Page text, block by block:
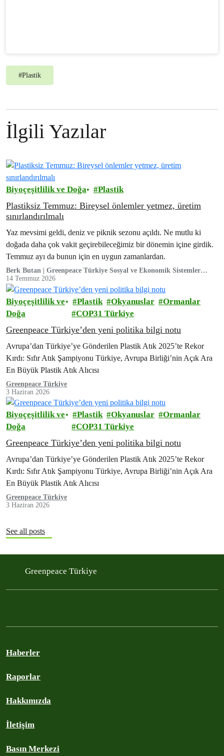
#Plastik
İlgili Yazılar
Biyoçeşitlilik ve Doğa Plastik
Plastiksiz Temmuz: Bireysel önlemler yetmez, üretim
sınırlandırılmalı
Yaz mevsimi geldi, deniz ve piknik sezonu açıldı. Ne mutlu ki
doğada daha çok vakit geçirebileceğimiz bir dönemin içine girdik.
Temmuz ayı da bunun için en uygun zamanlardan.
Berk Butan | Greenpeace Türkiye Sosyal ve Ekonomik Sistemler
Kampanya Sorumlusu
14 Temmuz 2026
Biyoçeşitlilik ve
Doğa
Plastik Okyanuslar
Ormanlar
COP31 Türkiye
Greenpeace Türkiye’den yeni politika bilgi notu
Avrupa’dan Türkiye’ye Gönderilen Plastik Atık 2025’te Rekor
Kırdı: Sıfır Atık Şampiyonu Türkiye, Avrupa Birliği’nin Açık Ara
En Büyük Plastik Atık Alıcısı
Greenpeace Türkiye
3 Haziran 2026
Biyoçeşitlilik ve
Doğa
Plastik Okyanuslar
Ormanlar
COP31 Türkiye
Greenpeace Türkiye’den yeni politika bilgi notu
Avrupa’dan Türkiye’ye Gönderilen Plastik Atık 2025’te Rekor
Kırdı: Sıfır Atık Şampiyonu Türkiye, Avrupa Birliği’nin Açık Ara
En Büyük Plastik Atık Alıcısı
Greenpeace Türkiye
3 Haziran 2026
See all posts
Greenpeace Türkiye
Haberler
Raporlar
Hakkımızda
İletişim
Basın Merkezi